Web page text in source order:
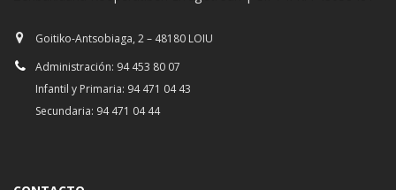
Goitiko-Antsobiaga, 2 – 48180 LOIU
Administración: 94 453 80 07
Infantil y Primaria: 94 471 04 43
Secundaria: 94 471 04 44